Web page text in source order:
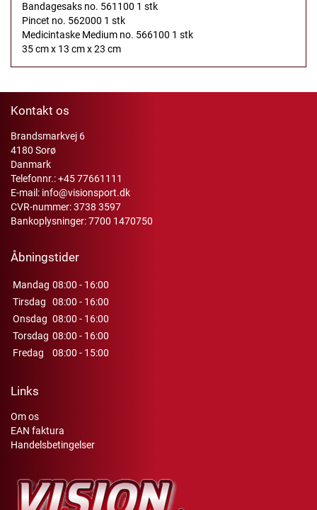
Bandagesaks no. 561100 1 stk
Pincet no. 562000 1 stk
Medicintaske Medium no. 566100 1 stk
35 cm x 13 cm x 23 cm
Kontakt os
Brandsmarkvej 6
4180 Sorø
Danmark
Telefonnr.:+45 77661111
E-mail: info@visionsport.dk
CVR-nummer: 3738 3597
Bankoplysninger: 7700 1470750
Åbningstider
Mandag 08:00 - 16:00
Tirsdag
08:00 - 16:00
Onsdag 08:00 - 16:00
Torsdag 08:00 - 16:00
Fredag
08:00 - 15:00
Links
Om os
EAN faktura
Handelsbetingelser